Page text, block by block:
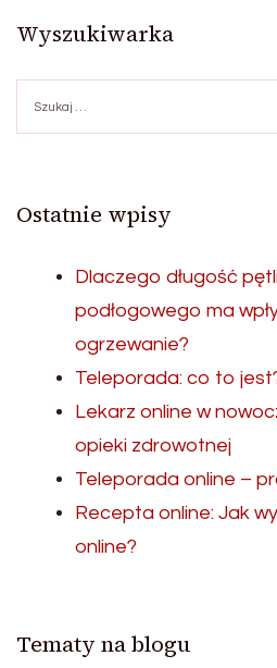
Wyszukiwarka
Ostatnie wpisy
Dlaczego długość
podłogowego ma
ogrzewanie?
Teleporada: co to
Lekarz online w
opieki zdrowotnej
Teleporada online –
Recepta online: Jak
online?
Tematy na blogu